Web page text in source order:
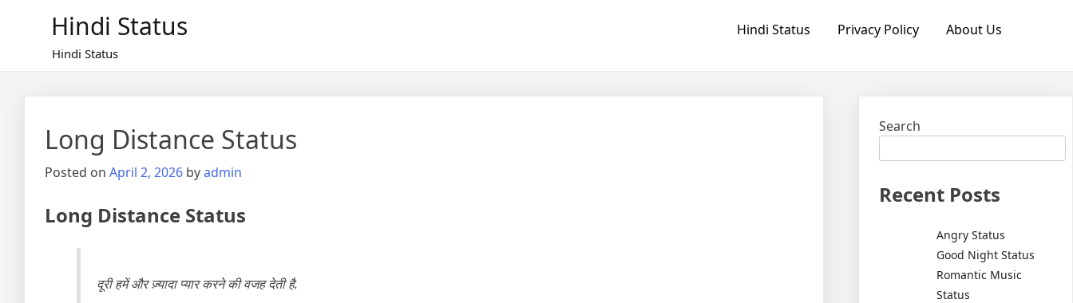
Hindi Status
Hindi Status
Hindi Status Privacy Policy About Us
Long Distance Status
Posted on April 2, 2026 byadmin
Long Distance Status
दूरी हमें और ज़्यादा प्यार करने की वजह देती है.
Search
Recent Posts
Angry Status
Good Night Status
Romantic Music
Status